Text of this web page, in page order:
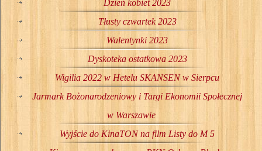
Dzień kobiet 2023
Tłusty czwartek 2023
Walentynki 2023
Dyskoteka ostatkowa 2023
Wigilia 2022 w Hetelu SKANSEN w Sierpcu
Jarmark Bożonarodzeniowy i Targi Ekonomii Społecznej
w Warszawie
Wyjście do KinaTON na film Listy do M 5